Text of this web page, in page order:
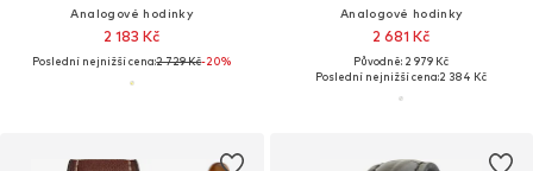
Analogové hodinky
2 183 Kč
Poslední nejnižší cena:2 729 Kč-20%
Analogové hodinky
2 681 Kč
Původně: 2 979 Kč
Poslední nejnižší cena:2 384 Kč